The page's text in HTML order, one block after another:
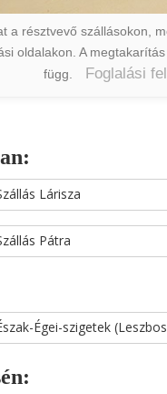
a résztvevő szállásokon,
oldalakon. A
függ.
Foglalási
Lárisza
Pátra
Égei-szigetek